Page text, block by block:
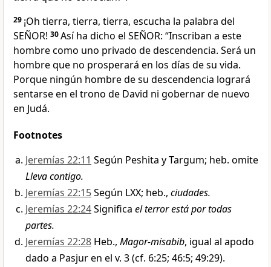
29 ¡Oh tierra, tierra, tierra, escucha la palabra del
SEÑOR! 30Así ha dicho el SEÑOR: “Inscriban a este
hombre como uno privado de descendencia. Será un
hombre que no prosperará en los días de su vida.
Porque ningún hombre de su descendencia logrará
sentarse en el trono de David ni gobernar de nuevo
en Judá.
Footnotes
Jeremías 22:11 Según Peshita y Targum; heb. omite
Lleva contigo.
Jeremías 22:15Según LXX; heb., ciudades.
Jeremías 22:24Significa el terror está por todas
partes.
Jeremías 22:28 Heb., Magor-misabib, igual al apodo
dado a Pasjur en el v. 3 (cf. 6:25; 46:5; 49:29).